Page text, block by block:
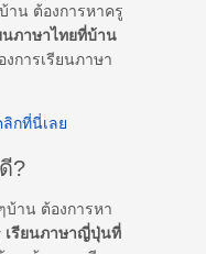
าน ต้องการหาครู
นภาษาไทยที่บ้าน
การเรียนภาษา
ลิกที่นี่เลย
?
บ้าน ต้องการหา
เรียนภาษาญี่ปุ่นที่